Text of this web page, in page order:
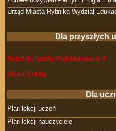
Urząd Miasta Rybnika Wydział
Dla przyszłych
Nabór do Szkoły Podstawowej nr 4
Oferta Szkoły
Dla
Plan lekcji uczeń
Plan lekcji nauczyciele